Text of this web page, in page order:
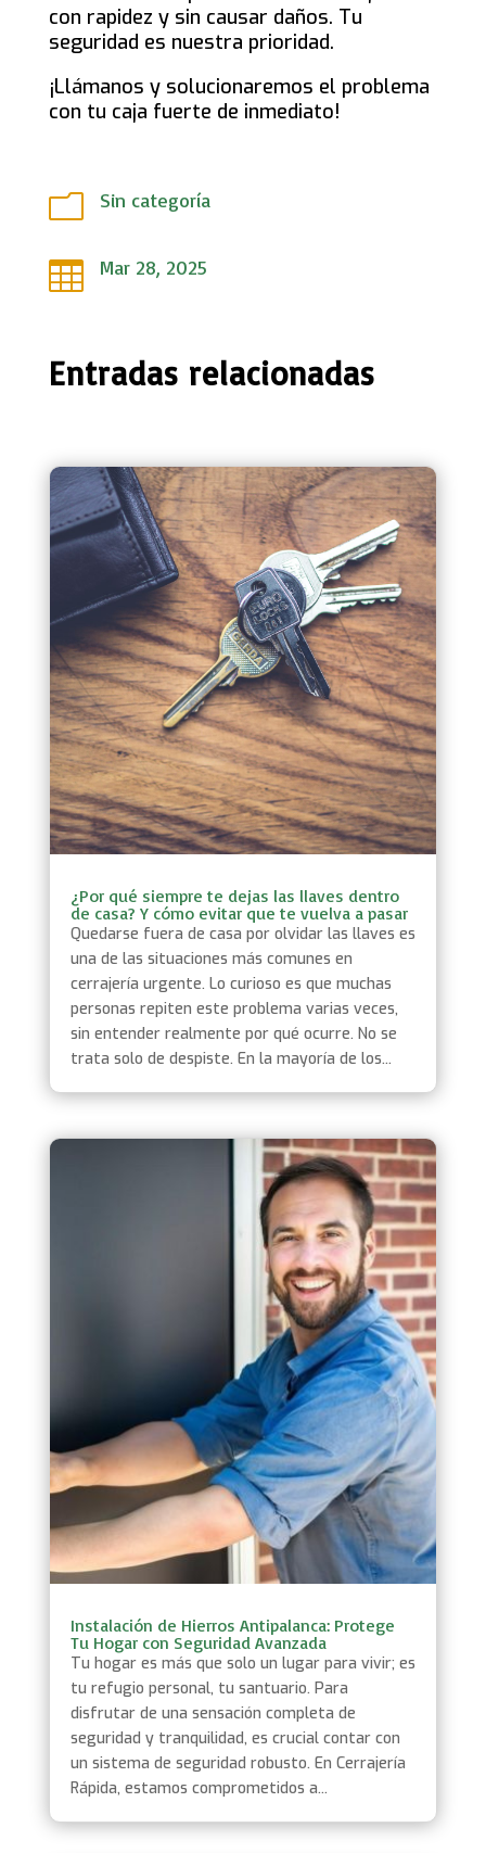
con rapidez y sin causar daños. Tu
seguridad es nuestra prioridad.
¡Llámanos y solucionaremos el problema
con tu caja fuerte de inmediato!
m Sin categoría
 Mar 28, 2025
Entradas relacionadas
¿Por qué siempre te dejas las llaves dentro
de casa? Y cómo evitar que te vuelva a pasar
Quedarse fuera de casa por olvidar las llaves es
una de las situaciones más comunes en
cerrajería urgente. Lo curioso es que muchas
personas repiten este problema varias veces,
sin entender realmente por qué ocurre. No se
trata solo de despiste. En la mayoría de los...
Instalación de Hierros Antipalanca: Protege
Tu Hogar con Seguridad Avanzada
Tu hogar es más que solo un lugar para vivir; es
tu refugio personal, tu santuario. Para
disfrutar de una sensación completa de
seguridad y tranquilidad, es crucial contar con
un sistema de seguridad robusto. En Cerrajería
Rápida, estamos comprometidos a...